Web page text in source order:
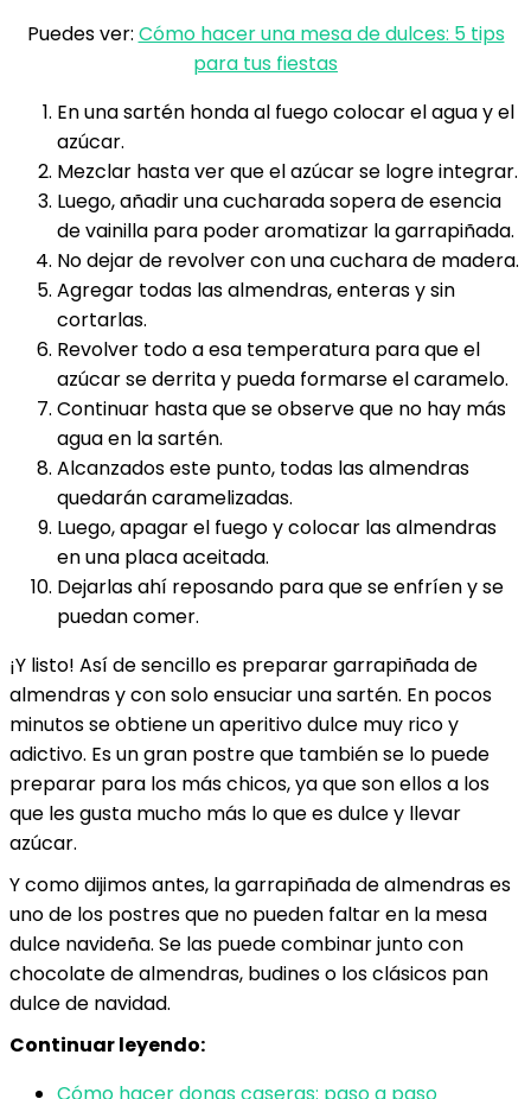
Puedes ver: Cómo hacer una mesa de dulces: 5 tips
para tus fiestas
En una sartén honda al fuego colocar el agua y el
azúcar.
Mezclar hasta ver que el azúcar se logre integrar.
Luego, añadir una cucharada sopera de esencia
de vainilla para poder aromatizar la garrapiñada.
No dejar de revolver con una cuchara de madera.
Agregar todas las almendras, enteras y sin
cortarlas.
Revolver todo a esa temperatura para que el
azúcar se derrita y pueda formarse el caramelo.
Continuar hasta que se observe que no hay más
agua en la sartén.
Alcanzados este punto, todas las almendras
quedarán caramelizadas.
Luego, apagar el fuego y colocar las almendras
en una placa aceitada.
Dejarlas ahí reposando para que se enfríen y se
puedan comer.
¡Y listo! Así de sencillo es preparar garrapiñada de
almendras y con solo ensuciar una sartén. En pocos
minutos se obtiene un aperitivo dulce muy rico y
adictivo. Es un gran postre que también se lo puede
preparar para los más chicos, ya que son ellos a los
que les gusta mucho más lo que es dulce y llevar
azúcar.
Y como dijimos antes, la garrapiñada de almendras es
uno de los postres que no pueden faltar en la mesa
dulce navideña. Se las puede combinar junto con
chocolate de almendras, budines o los clásicos pan
dulce de navidad.
Continuar leyendo: